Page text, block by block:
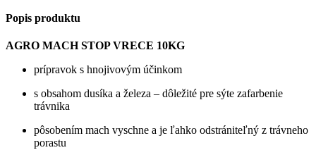
Popis produktu
AGRO MACH STOP VRECE 10KG
prípravok s hnojivovým účinkom
s obsahom dusíka a železa – dôležité pre sýte zafarbenie
trávnika
pôsobením mach vyschne a je ľahko odstrániteľný z trávneho
porastu